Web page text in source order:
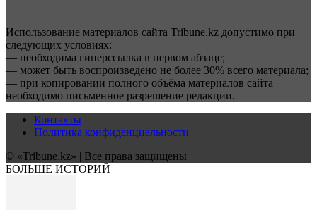
Использование материалов сайта Tribune.kz допустимо при
следующих условиях:
— необходима гиперссылка в первом абзаце;
— может быть воспроизведено не более 30% всего материала;
— при копировании полного объёма материалов сайта
необходимо письменное разрешение редакции.
Контакты
Политика конфиденциальности
© «Tribune.kz» | Все права защищены
БОЛЬШЕ ИСТОРИЙ